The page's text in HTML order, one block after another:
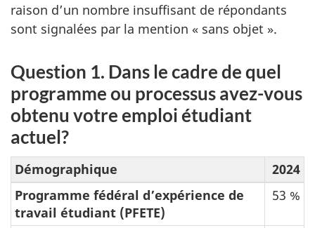
raison d’un nombre insuffisant de répondants
sont signalées par la mention « sans objet ».
Question 1. Dans le cadre de quel
programme ou processus avez-vous
obtenu votre emploi étudiant
actuel?
Démographique
2024
Programme fédéral d’expérience de
travail étudiant (PFETE)
53 %